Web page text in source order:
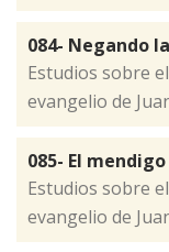
084- Negando
​Estudios sobre el
evangelio de
085- El
​Estudios sobre el
evangelio de